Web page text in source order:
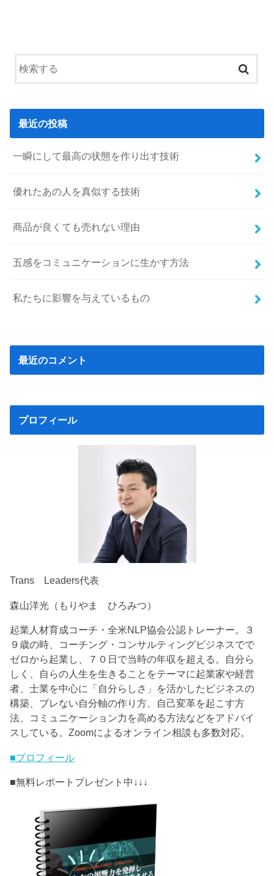
最近の投稿
一瞬にして最高の状態を作り出す技術
優れたあの人を真似する技術
商品が良くても売れない理由
五感をコミュニケーションに生かす方法
私たちに影響を与えているもの
最近のコメント
プロフィール
Trans Leaders代表
森山洋光（もりやま ひろみつ）
起業人材育成コーチ・全米NLP協会公認トレーナー。３
９歳の時、コーチング・コンサルティングビジネスでで
ゼロから起業し、７０日で当時の年収を超える。自分ら
しく、自らの人生を生きることをテーマに起業家や経営
者、士業を中心に「自分らしさ」を活かしたビジネスの
構築、ブレない自分軸の作り方、自己変革を起こす方
法、コミュニケーション力を高める方法などをアドバイ
スしている。Zoomによるオンライン相談も多数対応。
■プロフィール
■無料レポートプレゼント中↓↓↓